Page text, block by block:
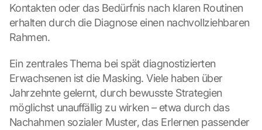
Kontakten oder das Bedürfnis nach klaren Routinen
erhalten durch die Diagnose einen nachvollziehbaren
Rahmen.
Ein zentrales Thema bei spät diagnostizierten
Erwachsenen ist die Masking. Viele haben über
Jahrzehnte gelernt, durch bewusste Strategien
möglichst unauffällig zu wirken – etwa durch das
Nachahmen sozialer Muster, das Erlernen passender